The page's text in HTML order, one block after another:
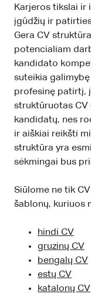
Karjeros tikslai ir
įgūdžių ir
Gera CV
potencialiam
kandidato
suteikia
profesinę patirtį,
struktūruotas
kandidatų, nes
ir aiškiai reikšti
struktūra yra
sėkmingai bus
Siūlome ne tik
šablonų, kuriuos
hindi CV
gruzinų CV
bengalų CV
estų CV
katalonų CV